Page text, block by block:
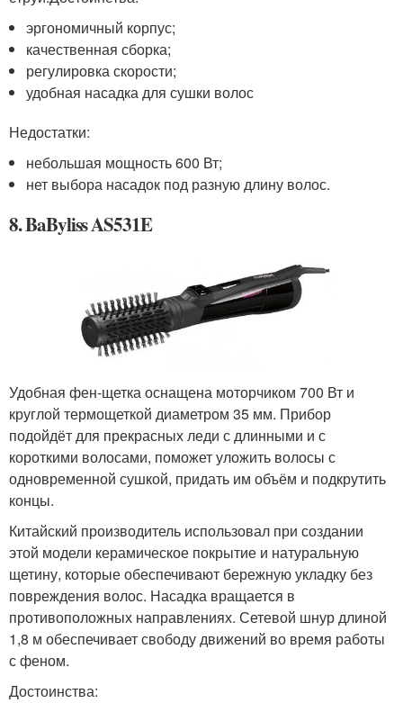
эргономичный корпус;
качественная сборка;
регулировка скорости;
удобная насадка для сушки волос
Недостатки:
небольшая мощность 600 Вт;
нет выбора насадок под разную длину волос.
8. BaByliss AS531E
Удобная фен-щетка оснащена моторчиком 700 Вт и
круглой термощеткой диаметром 35 мм. Прибор
подойдёт для прекрасных леди с длинными и с
короткими волосами, поможет уложить волосы с
одновременной сушкой, придать им объём и подкрутить
концы.
Китайский производитель использовал при создании
этой модели керамическое покрытие и натуральную
щетину, которые обеспечивают бережную укладку без
повреждения волос. Насадка вращается в
противоположных направлениях. Сетевой шнур длиной
1,8 м обеспечивает свободу движений во время работы
с феном.
Достоинства: